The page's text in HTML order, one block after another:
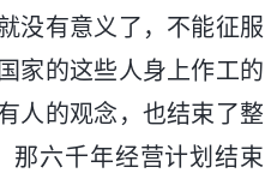
没有意义了，不能征服
家的这些人身上作工的
人的观念，也结束了整
那六千年经营计划结束